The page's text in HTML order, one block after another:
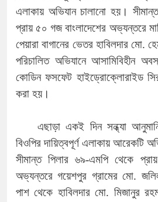
এলাকায় অভিযান চালানো হয়।
প্রায় ৫০ গজ বাংলাদেশের অভ্যন্তরে
পেয়ারা বাগানের ভেতর হাবিলদার মো.
পরিচালিত অভিযানে আসামিবিহীন
কোডিন ফসফেট হাইড্রোক্লোরাইড
করা হয়।
এছাড়া একই দিন সন্ধ্যা
বিওপির দায়িত্বপূর্ণ এলাকায় আরেকটি
সীমান্ত পিলার ৬৯-এমপি থেকে
অভ্যন্তরে গয়েশপুর গ্রামের মো. জলিল
পাশ থেকে হাবিলদার মো. মিজানুর